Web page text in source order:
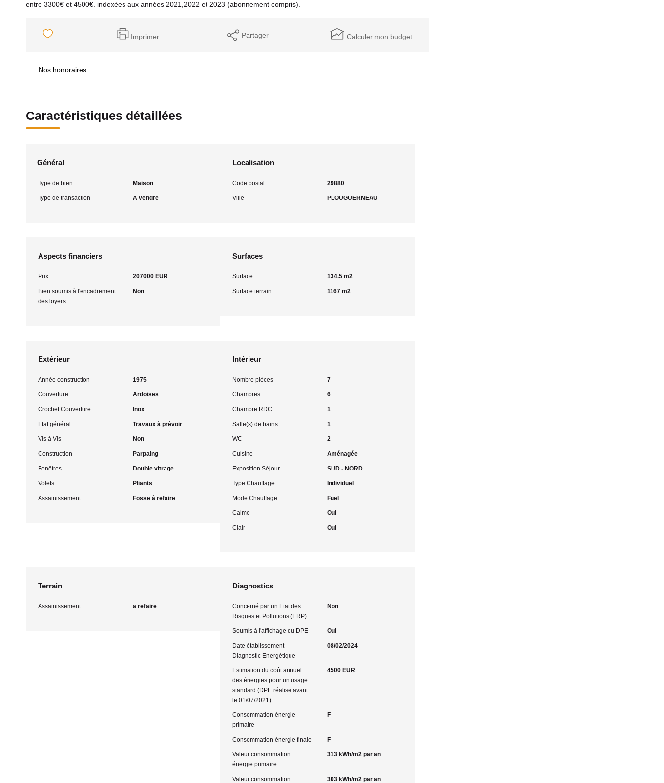
entre 3300€ et 4500€. indexées aux années 2021,2022 et 2023 (abonnement compris).
Imprimer Partager Calculer mon budget
Nos honoraires
Caractéristiques détaillées
Général
Type de bien Maison
Type de transaction A vendre
Localisation
Code postal 29880
Ville PLOUGUERNEAU
Aspects financiers
Prix 207000 EUR
Bien soumis à l'encadrement
des loyers
Non
Surfaces
Surface 134.5 m2
Surface terrain 1167 m2
Extérieur
Année construction 1975
Couverture Ardoises
Crochet Couverture Inox
Etat général Travaux à prévoir
Vis à Vis Non
Construction Parpaing
Fenêtres Double vitrage
Volets Pliants
Assainissement Fosse à refaire
Intérieur
Nombre pièces 7
Chambres 6
Chambre RDC 1
Salle(s) de bains 1
WC 2
Cuisine Aménagée
Exposition Séjour SUD - NORD
Type Chauffage Individuel
Mode Chauffage Fuel
Calme Oui
Clair Oui
Terrain
Assainissement a refaire
Diagnostics
Concerné par un Etat des
Risques et Pollutions (ERP)
Non
Soumis à l'affichage du DPE Oui
Date établissement
Diagnostic Energétique
08/02/2024
Estimation du coût annuel
des énergies pour un usage
standard (DPE réalisé avant
le 01/07/2021)
4500 EUR
Consommation énergie
primaire
F
Consommation énergie finale F
Valeur consommation
énergie primaire
313 kWh/m2 par an
Valeur consommation
303 kWh/m2 par an